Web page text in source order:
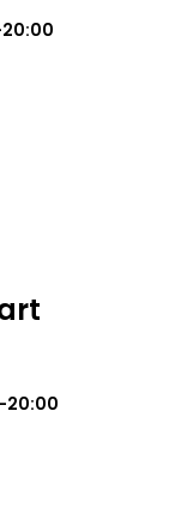
20:00